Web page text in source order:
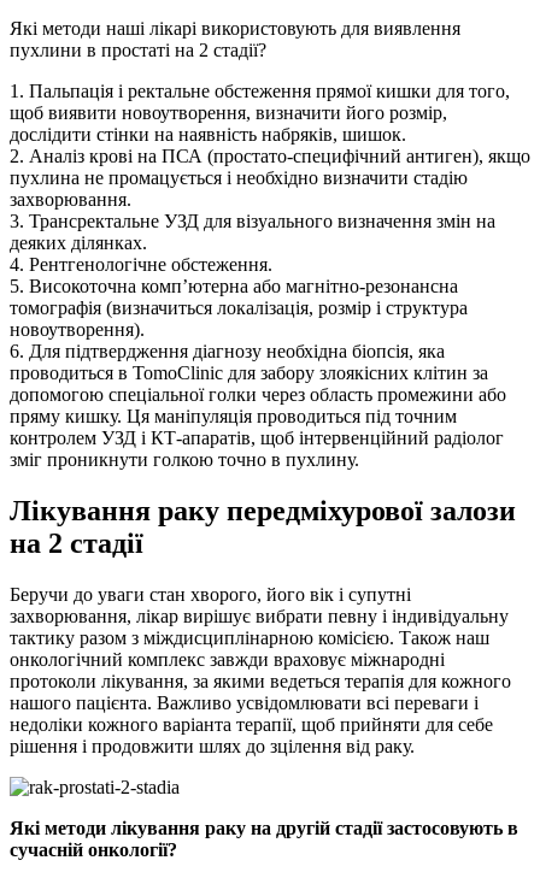
Які методи наші лікарі використовують для виявлення
пухлини в простаті на 2 стадії?
1. Пальпація і ректальне обстеження прямої кишки для того,
щоб виявити новоутворення, визначити його розмір,
дослідити стінки на наявність набряків, шишок.
2. Аналіз крові на ПСА (простато-специфічний антиген), якщо
пухлина не промацується і необхідно визначити стадію
захворювання.
3. Трансректальне УЗД для візуального визначення змін на
деяких ділянках.
4. Рентгенологічне обстеження.
5. Високоточна комп’ютерна або магнітно-резонансна
томографія (визначиться локалізація, розмір і структура
новоутворення).
6. Для підтвердження діагнозу необхідна біопсія, яка
проводиться в TomoClinic для забору злоякісних клітин за
допомогою спеціальної голки через область промежини або
пряму кишку. Ця маніпуляція проводиться під точним
контролем УЗД і КТ-апаратів, щоб інтервенційний радіолог
зміг проникнути голкою точно в пухлину.
Лікування раку передміхурової залози
на 2 стадії
Беручи до уваги стан хворого, його вік і супутні
захворювання, лікар вирішує вибрати певну і індивідуальну
тактику разом з міждисциплінарною комісією. Також наш
онкологічний комплекс завжди враховує міжнародні
протоколи лікування, за якими ведеться терапія для кожного
нашого пацієнта. Важливо усвідомлювати всі переваги і
недоліки кожного варіанта терапії, щоб прийняти для себе
рішення і продовжити шлях до зцілення від раку.
Які методи лікування раку на другій стадії застосовують в
сучасній онкології?